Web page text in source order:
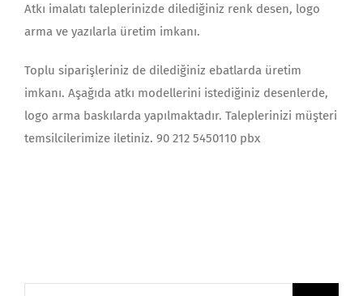
Atkı imalatı taleplerinizde dilediğiniz renk desen, logo
arma ve yazılarla üretim imkanı.
Toplu siparişleriniz de dilediğiniz ebatlarda üretim
imkanı. Aşağıda atkı modellerini istediğiniz desenlerde,
logo arma baskılarda yapılmaktadır. Taleplerinizi müşteri
temsilcilerimize iletiniz. 90 212 5450110 pbx